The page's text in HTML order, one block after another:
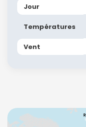
Jour
Températures
Vent